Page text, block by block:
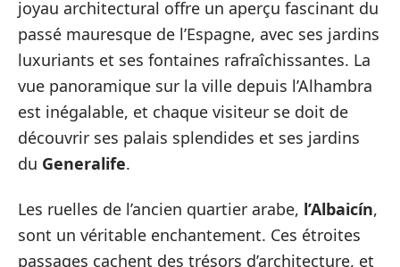
joyau architectural offre un aperçu fascinant du
passé mauresque de l’Espagne, avec ses jardins
luxuriants et ses fontaines rafraîchissantes. La
vue panoramique sur la ville depuis l’Alhambra
est inégalable, et chaque visiteur se doit de
découvrir ses palais splendides et ses jardins
du Generalife.
Les ruelles de l’ancien quartier arabe, l’Albaicín,
sont un véritable enchantement. Ces étroites
passages cachent des trésors d’architecture, et